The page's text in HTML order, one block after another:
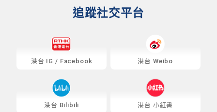
追蹤社交平台
港台 IG / Facebook 港台 Weibo
港台 Bilibili 港台 小紅書